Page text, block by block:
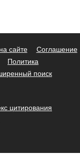
сайте
Соглашение
Политика
поиск